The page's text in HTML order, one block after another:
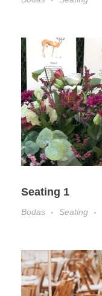
Seating 1
Bodas Seating